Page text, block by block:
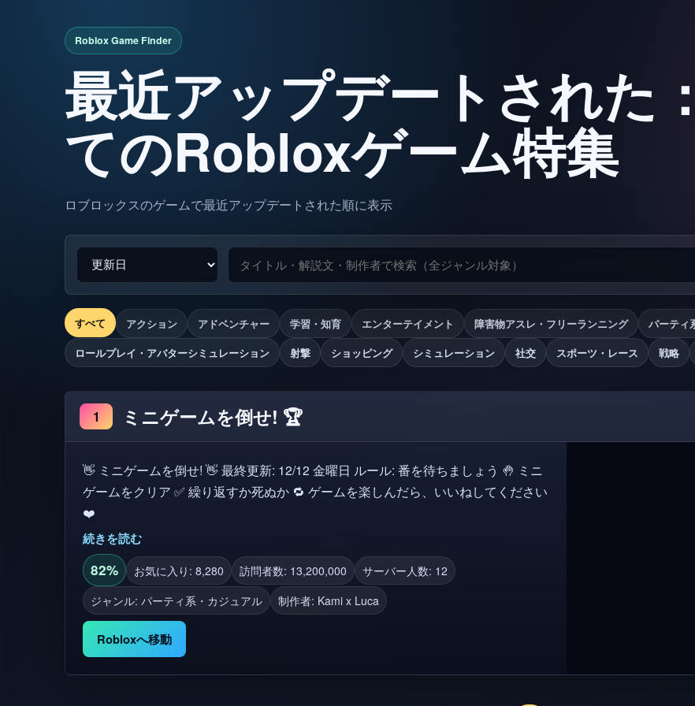
最近アップデートされた
てのRobloxゲーム特集
ロブロックスのゲームで最近アップデートされた順に表示
すべて アクション アドベンチャー 学習・知育 エンターテイメント 障害物アスレ・フリーランニング パーティ
ロールプレイ・アバターシミュレーション
射撃 ショッピング シミュレーション 社交 スポーツ・レース 戦略
1 ミニゲームを倒せ! 🏆
👋 ミニゲームを倒せ! 👋 最終更新: 12/12 金曜日 ルール: 番を待ちましょう 🤚 ミニ
ゲームをクリア ✅ 繰り返すか死ぬか 🔁 ゲームを楽しんだら、いいねしてください
❤️
続きを読む
82% お気に入り: 8,280 訪問者数: 13,200,000
サーバー人数: 12
ジャンル: パーティ系・カジュアル
制作者: Kami x Luca
Robloxへ移動